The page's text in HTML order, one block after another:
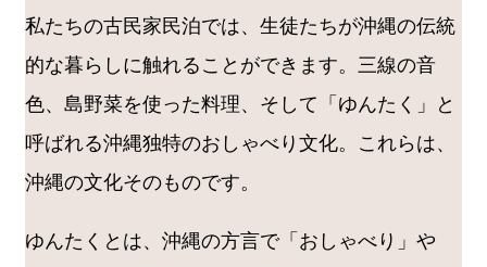
私たちの古民家民泊では、生徒たちが沖縄の伝統
的な暮らしに触れることができます。三線の音
色、島野菜を使った料理、そして「ゆんたく」と
呼ばれる沖縄独特のおしゃべり文化。これらは、
沖縄の文化そのものです。
ゆんたくとは、沖縄の方言で「おしゃべり」や